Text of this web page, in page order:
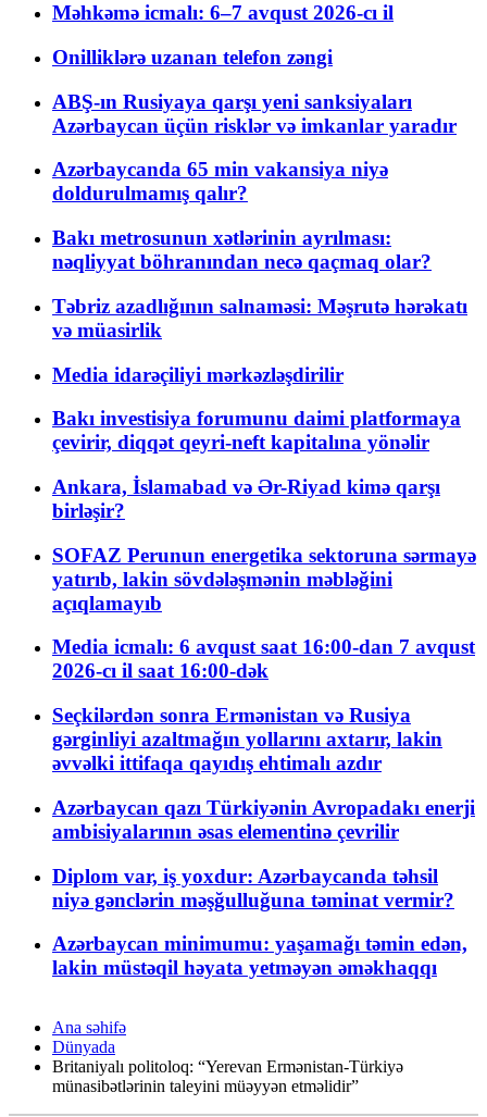
Məhkəmə icmalı: 6–7 avqust 2026-cı il
Onilliklərə uzanan telefon zəngi
ABŞ-ın Rusiyaya qarşı yeni sanksiyaları
Azərbaycan üçün risklər və imkanlar yaradır
Azərbaycanda 65 min vakansiya niyə
doldurulmamış qalır?
Bakı metrosunun xətlərinin ayrılması:
nəqliyyat böhranından necə qaçmaq olar?
Təbriz azadlığının salnaməsi: Məşrutə hərəkatı
və müasirlik
Media idarəçiliyi mərkəzləşdirilir
Bakı investisiya forumunu daimi platformaya
çevirir, diqqət qeyri-neft kapitalına yönəlir
Ankara, İslamabad və Ər-Riyad kimə qarşı
birləşir?
SOFAZ Perunun energetika sektoruna sərmayə
yatırıb, lakin sövdələşmənin məbləğini
açıqlamayıb
Media icmalı: 6 avqust saat 16:00-dan 7 avqust
2026-cı il saat 16:00-dək
Seçkilərdən sonra Ermənistan və Rusiya
gərginliyi azaltmağın yollarını axtarır, lakin
əvvəlki ittifaqa qayıdış ehtimalı azdır
Azərbaycan qazı Türkiyənin Avropadakı enerji
ambisiyalarının əsas elementinə çevrilir
Diplom var, iş yoxdur: Azərbaycanda təhsil
niyə gənclərin məşğulluğuna təminat vermir?
Azərbaycan minimumu: yaşamağı təmin edən,
lakin müstəqil həyata yetməyən əməkhaqqı
Ana səhifə
Dünyada
Britaniyalı politoloq: “Yerevan Ermənistan-Türkiyə
münasibətlərinin taleyini müəyyən etməlidir”